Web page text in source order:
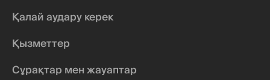
Қалай аудару керек
Қызметтер
Сұрақтар мен жауаптар